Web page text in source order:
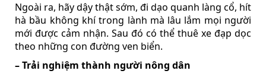
Ngoài ra, hãy dậy thật sớm, đi dạo quanh làng cổ, hít
hà bầu không khí trong lành mà lâu lắm mọi người
mới được cảm nhận. Sau đó có thể thuê xe đạp dọc
theo những con đường ven biển.
– Trải nghiệm thành người nông dân